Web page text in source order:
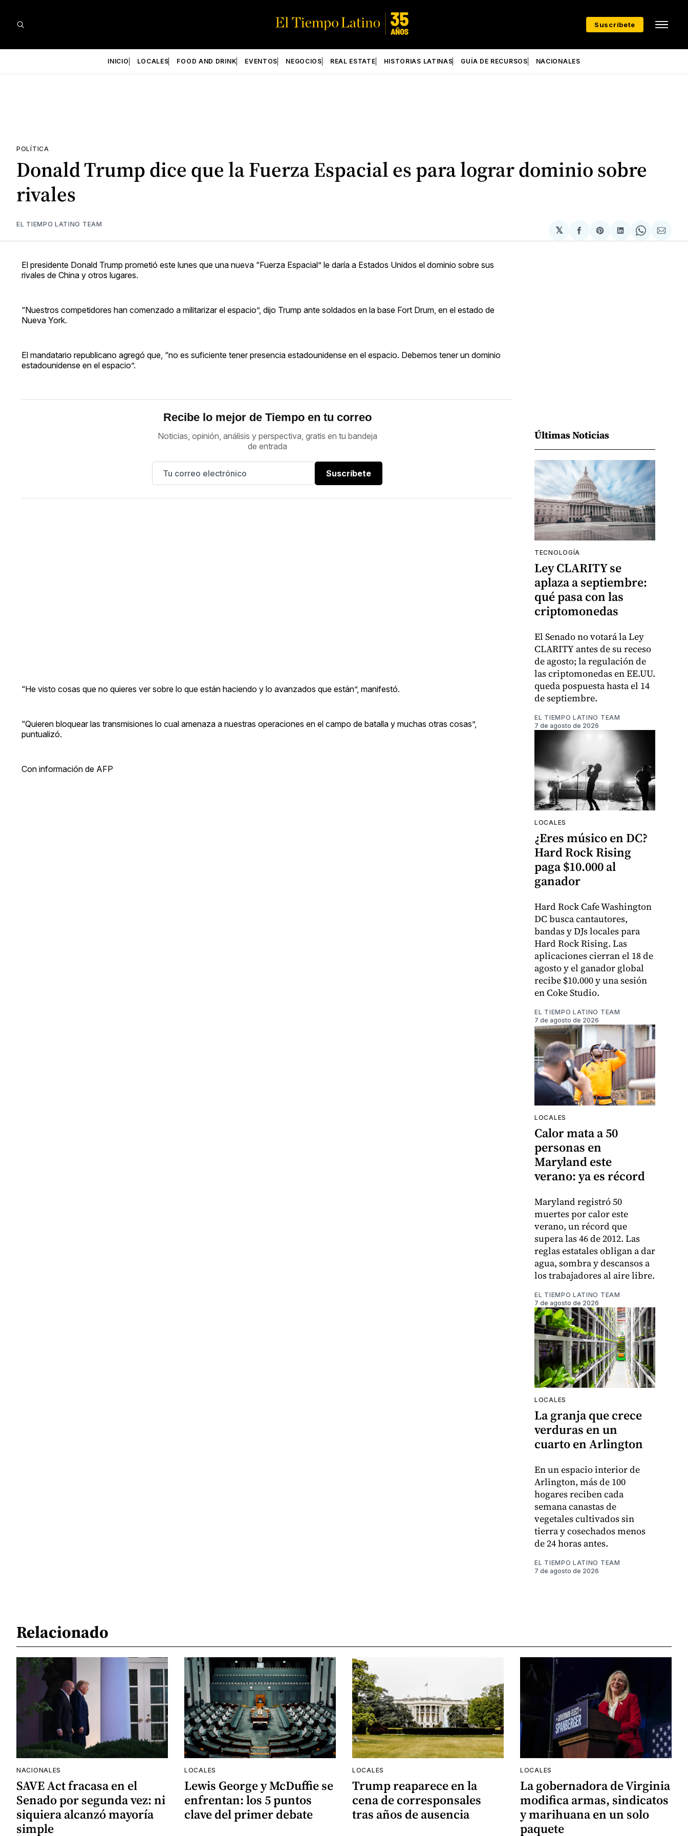
Suscríbete
INICIO LOCALES FOOD AND DRINK EVENTOS NEGOCIOS REAL ESTATE HISTORIAS LATINAS GUÍA DE RECURSOS NACIONALES
POLÍTICA
Donald Trump dice que la Fuerza Espacial es para lograr dominio sobre
rivales
EL TIEMPO LATINO TEAM
𝕏
Compartir
en
Share
on
Compartir
en
Share
on
via
El presidente Donald Trump prometió este lunes que una nueva “Fuerza Espacial” le daría a Estados Unidos el dominio sobre sus
rivales de China y otros lugares.
“Nuestros competidores han comenzado a militarizar el espacio”, dijo Trump ante soldados en la base Fort Drum, en el estado de
Nueva York.
El mandatario republicano agregó que, “no es suficiente tener presencia estadounidense en el espacio. Debemos tener un dominio
estadounidense en el espacio”.
Recibe lo mejor de Tiempo en tu correo
Noticias, opinión, análisis y perspectiva, gratis en tu bandeja
de entrada
Suscríbete
“He visto cosas que no quieres ver sobre lo que están haciendo y lo avanzados que están”, manifestó.
“Quieren bloquear las transmisiones lo cual amenaza a nuestras operaciones en el campo de batalla y muchas otras cosas”,
puntualizó.
Con información de AFP
Últimas Noticias
TECNOLOGÍA
Ley CLARITY se
aplaza a septiembre:
qué pasa con las
criptomonedas
El Senado no votará la Ley
CLARITY antes de su receso
de agosto; la regulación de
las criptomonedas en EE.UU.
queda pospuesta hasta el 14
de septiembre.
EL TIEMPO LATINO TEAM
7 de agosto de 2026
LOCALES
¿Eres músico en DC?
Hard Rock Rising
paga $10.000 al
ganador
Hard Rock Cafe Washington
DC busca cantautores,
bandas y DJs locales para
Hard Rock Rising. Las
aplicaciones cierran el 18 de
agosto y el ganador global
recibe $10.000 y una sesión
en Coke Studio.
EL TIEMPO LATINO TEAM
7 de agosto de 2026
LOCALES
Calor mata a 50
personas en
Maryland este
verano: ya es récord
Maryland registró 50
muertes por calor este
verano, un récord que
supera las 46 de 2012. Las
reglas estatales obligan a dar
agua, sombra y descansos a
los trabajadores al aire libre.
EL TIEMPO LATINO TEAM
7 de agosto de 2026
LOCALES
La granja que crece
verduras en un
cuarto en Arlington
En un espacio interior de
Arlington, más de 100
hogares reciben cada
semana canastas de
vegetales cultivados sin
tierra y cosechados menos
de 24 horas antes.
EL TIEMPO LATINO TEAM
7 de agosto de 2026
Relacionado
NACIONALES
SAVE Act fracasa en el
Senado por segunda vez: ni
siquiera alcanzó mayoría
simple
LOCALES
Lewis George y McDuffie se
enfrentan: los 5 puntos
clave del primer debate
LOCALES
Trump reaparece en la
cena de corresponsales
tras años de ausencia
LOCALES
La gobernadora de Virginia
modifica armas, sindicatos
y marihuana en un solo
paquete